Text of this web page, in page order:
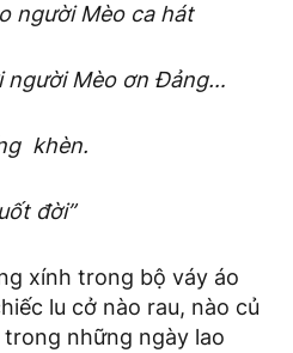
người Mèo ca hát
người Mèo ơn Đảng…
khèn.
đời”
xính trong bộ váy áo
lu cở nào rau, nào củ
trong những ngày lao